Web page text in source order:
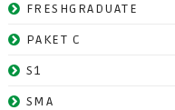
FRESHGRADUATE
PAKET C
S1
SMA